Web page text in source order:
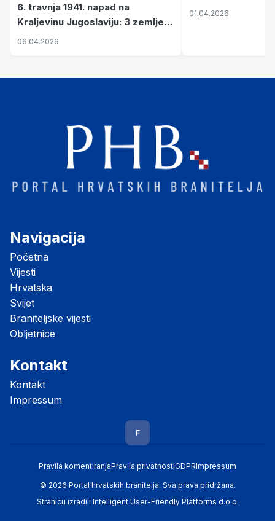
6. travnja 1941. napad na
Kraljevinu Jugoslaviju: 3 zemlje
nastale njenim raspadom
06.04.2026
01.04.2026
Navigacija
Početna
Vijesti
Hrvatska
Svijet
Braniteljske vijesti
Obljetnice
Kontakt
Kontakt
Impressum
F
Pravila komentiranjaPravila privatnostiGDPRImpressum
© 2026 Portal hrvatskih branitelja. Sva prava pridržana.
Stranicu izradili Intelligent User-Friendly Platforms d.o.o.